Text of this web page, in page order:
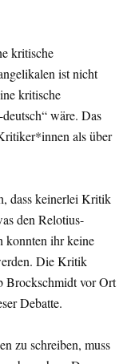
kritische
ist nicht
kritische
wäre. Das
als über
dass keinerlei Kritik
den Relotius-
konnten ihr keine
Die Kritik
Brockschmidt vor Ort
Debatte.
zu schreiben, muss